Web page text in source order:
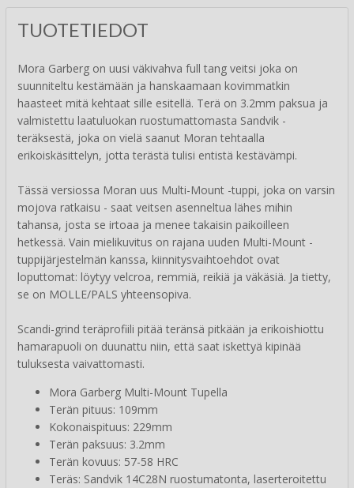
TUOTETIEDOT
Mora Garberg on uusi väkivahva full tang veitsi joka on
suunniteltu kestämään ja hanskaamaan kovimmatkin
haasteet mitä kehtaat sille esitellä. Terä on 3.2mm paksua ja
valmistettu laatuluokan ruostumattomasta Sandvik -
teräksestä, joka on vielä saanut Moran tehtaalla
erikoiskäsittelyn, jotta terästä tulisi entistä kestävämpi.
Tässä versiossa Moran uus Multi-Mount -tuppi, joka on varsin
mojova ratkaisu - saat veitsen asenneltua lähes mihin
tahansa, josta se irtoaa ja menee takaisin paikoilleen
hetkessä. Vain mielikuvitus on rajana uuden Multi-Mount -
tuppijärjestelmän kanssa, kiinnitysvaihtoehdot ovat
loputtomat: löytyy velcroa, remmiä, reikiä ja väkäsiä. Ja tietty,
se on MOLLE/PALS yhteensopiva.
Scandi-grind teräprofiili pitää teränsä pitkään ja erikoishiottu
hamarapuoli on duunattu niin, että saat iskettyä kipinää
tuluksesta vaivattomasti.
Mora Garberg Multi-Mount Tupella
Terän pituus: 109mm
Kokonaispituus: 229mm
Terän paksuus: 3.2mm
Terän kovuus: 57-58 HRC
Teräs: Sandvik 14C28N ruostumatonta, laserteroitettu